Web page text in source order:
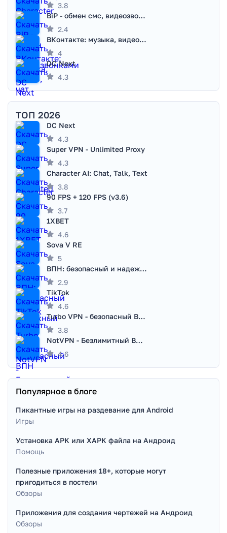
3.8
BiP - обмен смс, видеозвонками
2.4
ВКонтакте: музыка, видео, чат
4
DC Next
4.3
ТОП 2026
DC Next
4.3
Super VPN - Unlimited Proxy
4.3
Character AI: Chat, Talk, Text
3.8
90 FPS + 120 FPS (v3.6)
3.7
1XBET
4.6
Sova V RE
5
ВПН: безопасный и надежный VPN
2.9
TikTok
4.6
Turbo VPN - безопасный ВПН
3.8
NotVPN - Безлимитный ВПН | VPN
4.6
Популярное в блоге
Пикантные игры на раздевание для Android
Игры
Установка APK или XAPK файла на Андроид
Помощь
Полезные приложения 18+, которые могут
пригодиться в постели
Обзоры
Приложения для создания чертежей на Андроид
Обзоры